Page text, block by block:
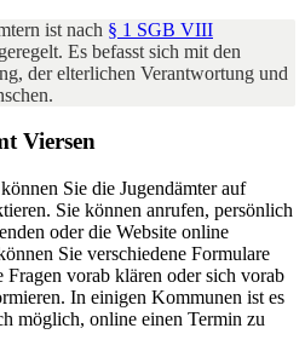
ist nach § 1 SGB VIII
Es befasst sich mit den
der elterlichen Verantwortung und
Viersen
Sie die Jugendämter auf
Sie können anrufen, persönlich
oder die Website online
Sie verschiedene Formulare
vorab klären oder sich vorab
In einigen Kommunen ist es
möglich, online einen Termin zu